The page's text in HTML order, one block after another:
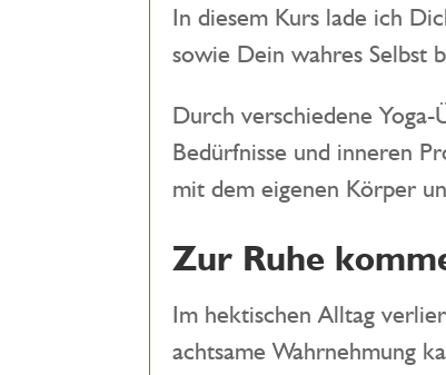
In diesem Kurs lade ich
sowie Dein wahres Selbst
Durch verschiedene
Bedürfnisse und inneren
mit dem eigenen Körper
Zur Ruhe
Im hektischen Alltag
achtsame Wahrnehmung